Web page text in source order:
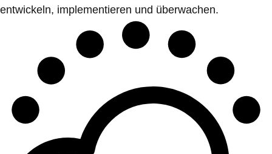
entwickeln, implementieren und überwachen.